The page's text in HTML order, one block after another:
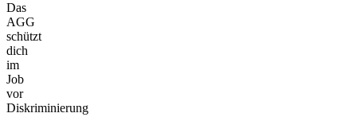
Das
AGG
schützt
dich
im
Job
vor
Diskriminierung